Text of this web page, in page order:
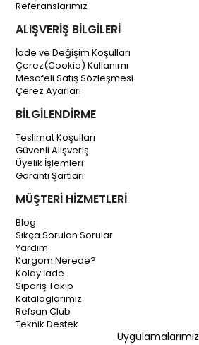
Referanslarımız
ALIŞVERİŞ BİLGİLERİ
İade ve Değişim Koşulları
Çerez(Cookie) Kullanımı
Mesafeli Satış Sözleşmesi
Çerez Ayarları
BİLGİLENDİRME
Teslimat Koşulları
Güvenli Alışveriş
Üyelik İşlemleri
Garanti Şartları
MÜŞTERİ HİZMETLERİ
Blog
Sıkça Sorulan Sorular
Yardım
Kargom Nerede?
Kolay İade
Sipariş Takip
Kataloglarımız
Refsan Club
Teknik Destek
Uygulamalarımız